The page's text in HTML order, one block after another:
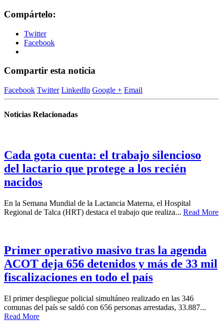
Compártelo:
Twitter
Facebook
Compartir esta noticia
Facebook Twitter LinkedIn Google + Email
Noticias Relacionadas
Cada gota cuenta: el trabajo silencioso
del lactario que protege a los recién
nacidos
En la Semana Mundial de la Lactancia Materna, el Hospital
Regional de Talca (HRT) destaca el trabajo que realiza... Read More
Primer operativo masivo tras la agenda
ACOT deja 656 detenidos y más de 33 mil
fiscalizaciones en todo el país
El primer despliegue policial simultáneo realizado en las 346
comunas del país se saldó con 656 personas arrestadas, 33.887...
Read More